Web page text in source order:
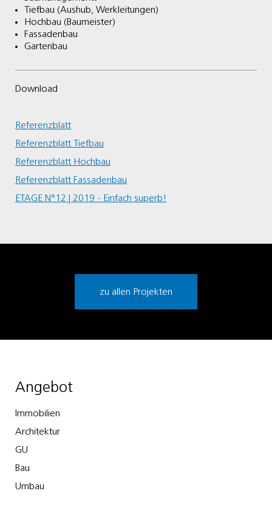
Tiefbau (Aushub, Werkleitungen)
Hochbau (Baumeister)
Fassadenbau
Gartenbau
Download
Referenzblatt
Referenzblatt Tiefbau
Referenzblatt Hochbau
Referenzblatt Fassadenbau
ETAGE N°12 | 2019 - Einfach superb!
zu allen Projekten
Angebot
Immobilien
Architektur
GU
Bau
Umbau